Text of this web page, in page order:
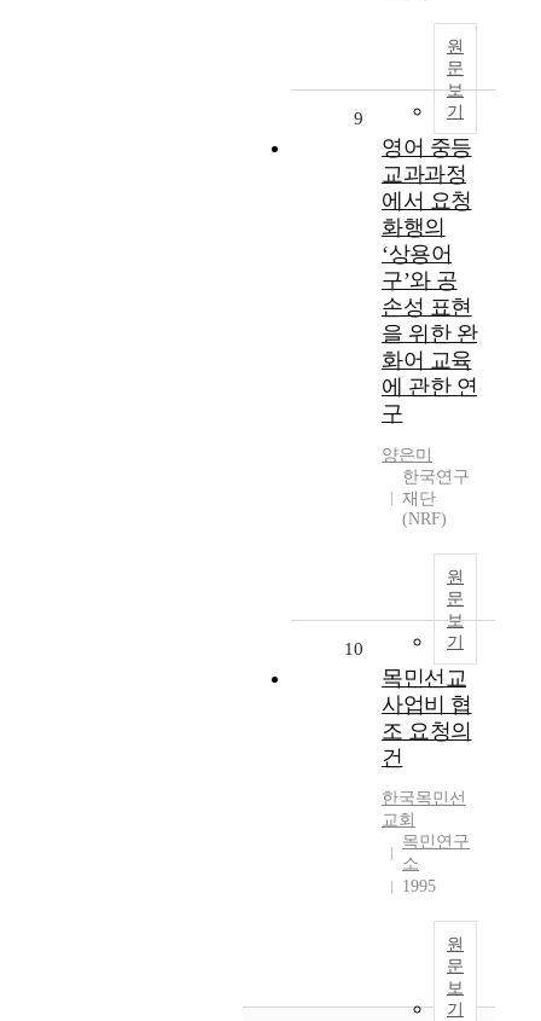
원
문
보
기
9
영어 중등
교과과정
에서 요청
화행의
‘상용어
구’와 공
손성 표현
을 위한 완
화어 교육
에 관한 연
구
양은미
한국연구
재단
(NRF)
원
문
보
기
10
목민선교
사업비 협
조 요청의
건
한국목민선
교회
목민연구
소
1995
원
문
보
기